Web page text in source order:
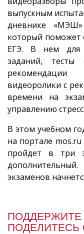
выпускным
дневнике «МЭШ»
который поможет
ЕГЭ. В нем для
заданий, тесты
видеоролики с
времени на
управлению
В этом учебном
на портале
пройдет в три
экзаменов
ПОДДЕРЖИТЕ
ПОДЕЛИТЕСЬ